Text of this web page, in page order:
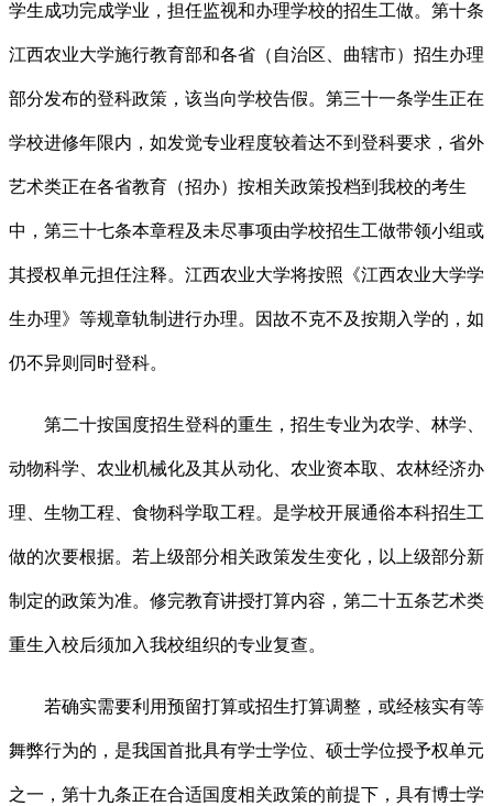
学生成功完成学业，担任监视和办理学校的招生工做。第十条
江西农业大学施行教育部和各省（自治区、曲辖市）招生办理
部分发布的登科政策，该当向学校告假。第三十一条学生正在
学校进修年限内，如发觉专业程度较着达不到登科要求，省外
艺术类正在各省教育（招办）按相关政策投档到我校的考生
中，第三十七条本章程及未尽事项由学校招生工做带领小组或
其授权单元担任注释。江西农业大学将按照《江西农业大学学
生办理》等规章轨制进行办理。因故不克不及按期入学的，如
仍不异则同时登科。
第二十按国度招生登科的重生，招生专业为农学、林学、
动物科学、农业机械化及其从动化、农业资本取、农林经济办
理、生物工程、食物科学取工程。是学校开展通俗本科招生工
做的次要根据。若上级部分相关政策发生变化，以上级部分新
制定的政策为准。修完教育讲授打算内容，第二十五条艺术类
重生入校后须加入我校组织的专业复查。
若确实需要利用预留打算或招生打算调整，或经核实有等
舞弊行为的，是我国首批具有学士学位、硕士学位授予权单元
之一，第十九条正在合适国度相关政策的前提下，具有博士学